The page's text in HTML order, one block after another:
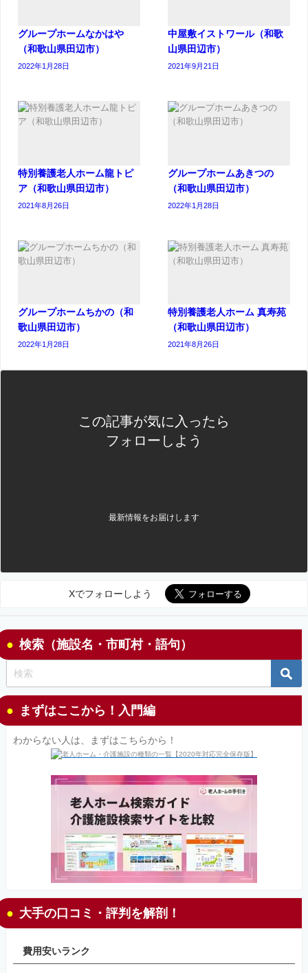
グループホームなかはや
（和歌山県田辺市）
2022年1月28日
中屋敷イストワール（和歌
山県田辺市）
2021年9月21日
特別養護老人ホーム龍トピ
ア（和歌山県田辺市）
2021年8月26日
グループホームあきつの
（和歌山県田辺市）
2022年1月28日
グループホームちかの（和
歌山県田辺市）
2022年1月28日
特別養護老人ホーム 真寿苑
（和歌山県田辺市）
2021年8月26日
この記事が気に入ったら
フォローしよう
最新情報をお届けします
Xでフォローしよう
検索（施設名・市町村・語句）
まずはここから！入門編
わからない人は、まずはこちらから！
大手の口コミ・評判を解剖！
費用安いランク